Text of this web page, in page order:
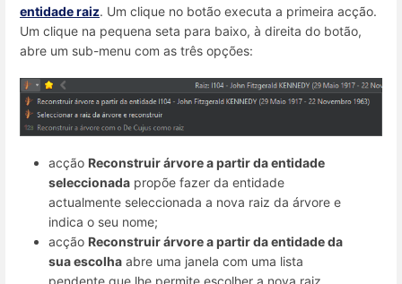
entidade raiz. Um clique no botão executa a primeira acção.
Um clique na pequena seta para baixo, à direita do botão,
abre um sub-menu com as três opções:
acção Reconstruir árvore a partir da entidade
seleccionada propõe fazer da entidade
actualmente seleccionada a nova raiz da árvore e
indica o seu nome;
acção Reconstruir árvore a partir da entidade da
sua escolha abre uma janela com uma lista